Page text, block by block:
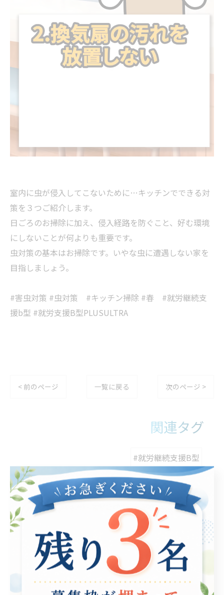
室内に虫が侵入してこないために…キッチンでできる対
策を３つご紹介します。
日ごろのお掃除に加え、侵入経路を防ぐこと、好む環境
にしないことが何よりも重要です。
虫対策の基本はお掃除です。いやな虫に遭遇しない家を
目指しましょう。
#害虫対策 #虫対策 #キッチン掃除 #春 #就労継続支
援b型 #就労支援B型PLUSULTRA
< 前のページ 一覧に戻る 次のページ >
関連タグ
#就労継続支援B型
カテゴリー Categories
全てのカテゴリー
パソコン
在宅支援
動画編集